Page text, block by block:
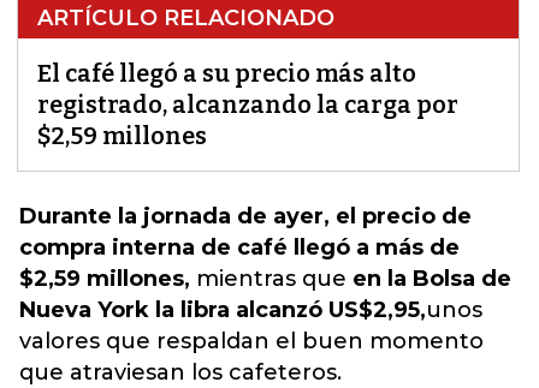
ARTÍCULO RELACIONADO
El café llegó a su precio más alto
registrado, alcanzando la carga por
$2,59 millones
Durante la jornada de ayer, el precio de
compra interna de café llegó a más de
$2,59 millones, mientras que en la Bolsa de
Nueva York la libra alcanzó US$2,95,unos
valores que respaldan el buen momento
que atraviesan los cafeteros.